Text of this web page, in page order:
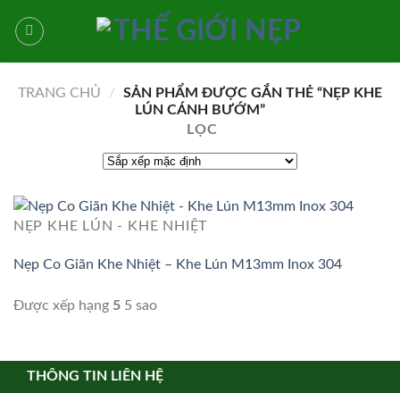
qua
TRANG CHỦ
/
SẢN PHẨM ĐƯỢC GẮN THẺ “NẸP KHE
LÚN CÁNH BƯỚM”
LỌC
NẸP KHE LÚN - KHE NHIỆT
Nẹp Co Giãn Khe Nhiệt – Khe Lún M13mm Inox 304
Được xếp hạng 55 sao
THÔNG TIN LIÊN HỆ